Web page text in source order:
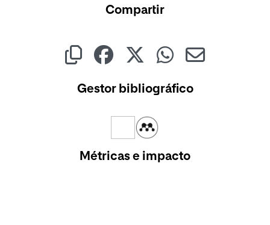
Compartir
Gestor bibliográfico
Métricas e impacto